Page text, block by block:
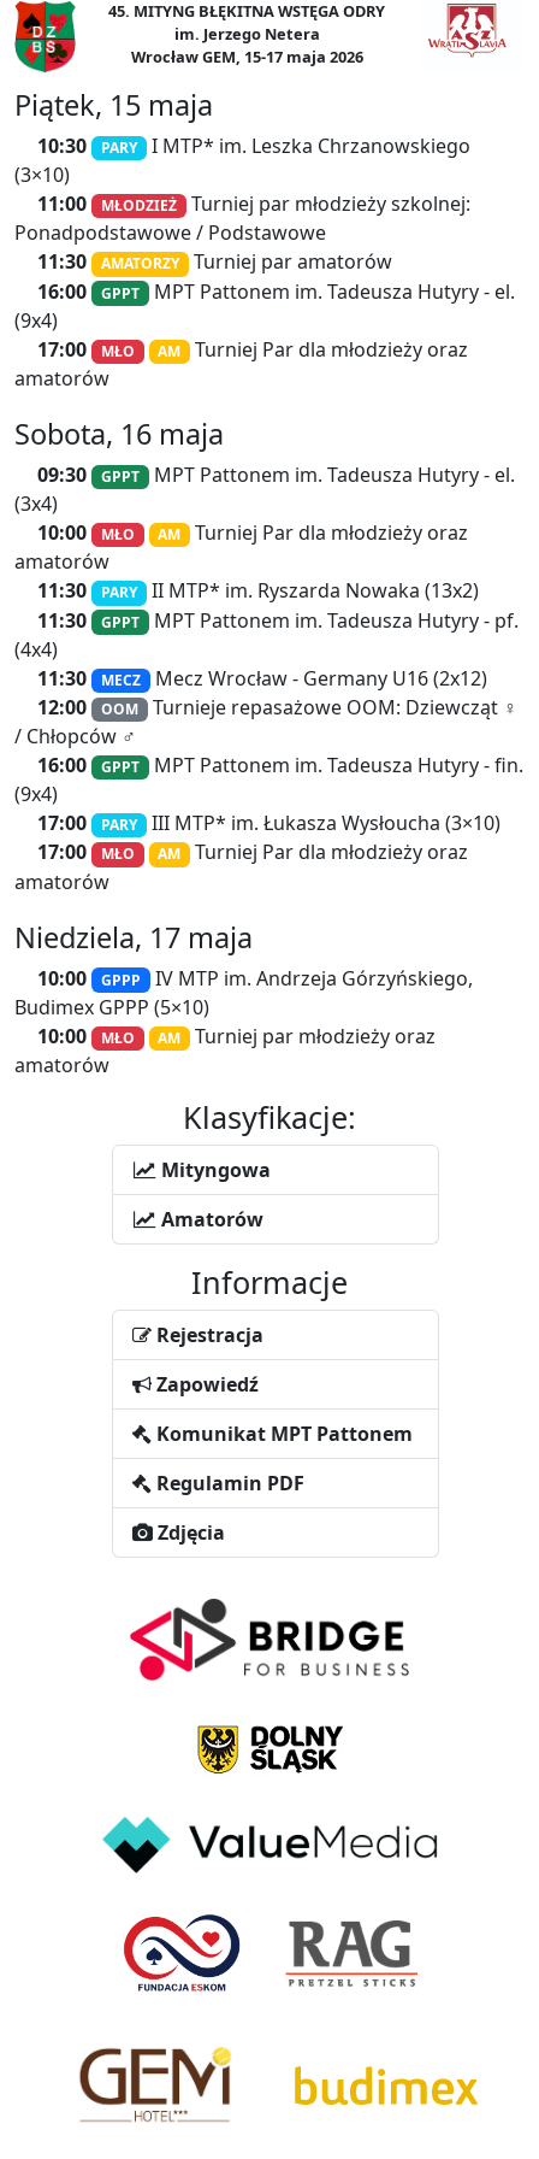
45. MITYNG BŁĘKITNA WSTĘGA ODRY
im. Jerzego Netera
Wrocław GEM, 15-17 maja 2026
Piątek, 15 maja
10:30 PARY
I MTP* im. Leszka Chrzanowskiego
(3×10)
11:00
MŁODZIEŻ Turniej par młodzieży szkolnej:
Ponadpodstawowe/ Podstawowe
11:30
AMATORZY
Turniej par amatorów
16:00
GPPT MPT Pattonem im. Tadeusza Hutyry- el.
(9x4)
17:00
MŁO AM
Turniej Par dla młodzieży oraz
amatorów
Sobota, 16 maja
09:30 GPPT MPT Pattonem im. Tadeusza Hutyry- el.
(3x4)
10:00
MŁO AM
Turniej Par dla młodzieży oraz
amatorów
11:30
PARY II MTP* im. Ryszarda Nowaka (13x2)
11:30
GPPT MPT Pattonem im. Tadeusza Hutyry- pf.
(4x4)
11:30
MECZ
Mecz Wrocław - Germany U16 (2x12)
12:00
OOM Turnieje repasażowe OOM: Dziewcząt ♀
/ Chłopców ♂
16:00
GPPT MPT Pattonem im. Tadeusza Hutyry- fin.
(9x4)
17:00
PARY
III MTP* im. Łukasza Wysłoucha (3×10)
17:00
MŁO AM
Turniej Par dla młodzieży oraz
amatorów
Niedziela, 17 maja
10:00 GPPP
IV MTP im. Andrzeja Górzyńskiego,
Budimex GPPP (5×10)
10:00
MŁO AM
Turniej par młodzieży oraz
amatorów
Klasyfikacje:
Mityngowa
Amatorów
Informacje
Rejestracja
Zapowiedź
Komunikat MPT Pattonem
Regulamin PDF
Zdjęcia